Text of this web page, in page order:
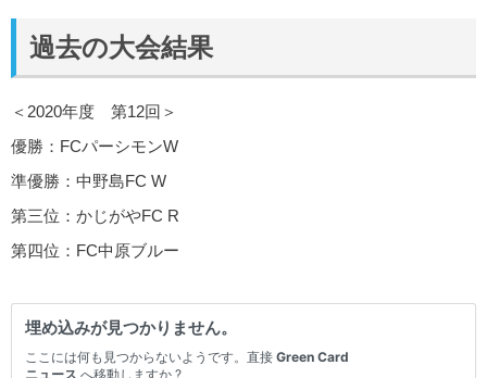
過去の大会結果
＜2020年度 第12回＞
優勝：FCパーシモンW
準優勝：中野島FC W
第三位：かじがやFC R
第四位：FC中原ブルー